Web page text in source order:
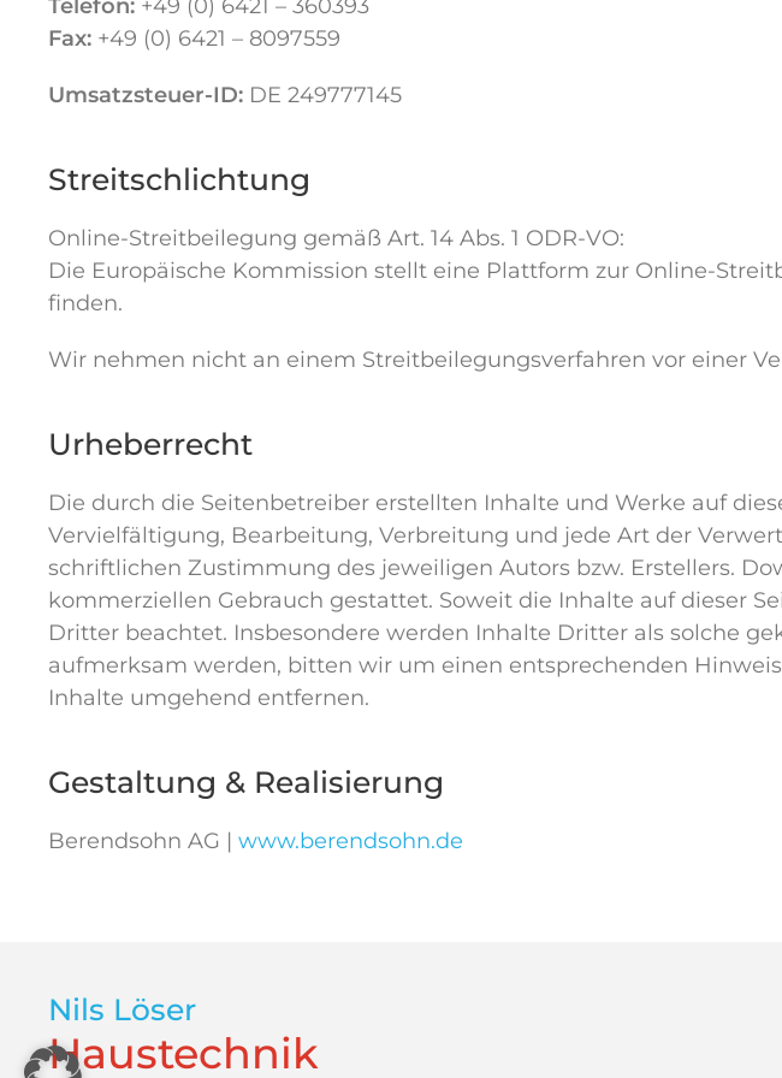
Telefon: +49 (0) 6421 – 360393
Fax: +49 (0) 6421 – 8097559
Umsatzsteuer-ID: DE 249777145
Streitschlichtung
Online-Streitbeilegung gemäß Art. 14 Abs. 1 ODR-VO:
Die Europäische Kommission stellt eine Plattform zur Online-
finden.
Wir nehmen nicht an einem Streitbeilegungsverfahren vor einer
Urheberrecht
Die durch die Seitenbetreiber erstellten Inhalte und Werke auf
Vervielfältigung, Bearbeitung, Verbreitung und jede Art der
schriftlichen Zustimmung des jeweiligen Autors bzw. Erstellers.
kommerziellen Gebrauch gestattet. Soweit die Inhalte auf dieser
Dritter beachtet. Insbesondere werden Inhalte Dritter als solche
aufmerksam werden, bitten wir um einen entsprechenden
Inhalte umgehend entfernen.
Gestaltung & Realisierung
Berendsohn AG | www.berendsohn.de
Nils Löser
Haustechnik